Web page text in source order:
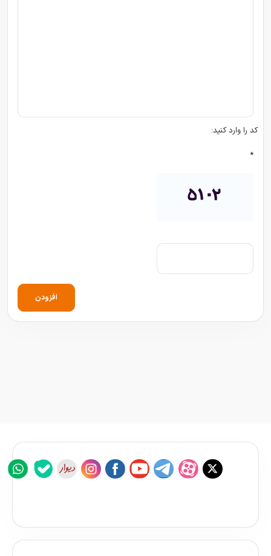
کد را وارد کنید:
*
افزودن